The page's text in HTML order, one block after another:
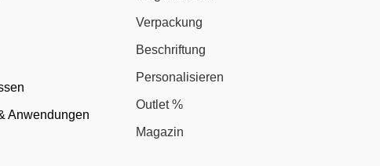
Anwendungen
Verpackung
Beschriftung
Personalisieren
Outlet %
Magazin